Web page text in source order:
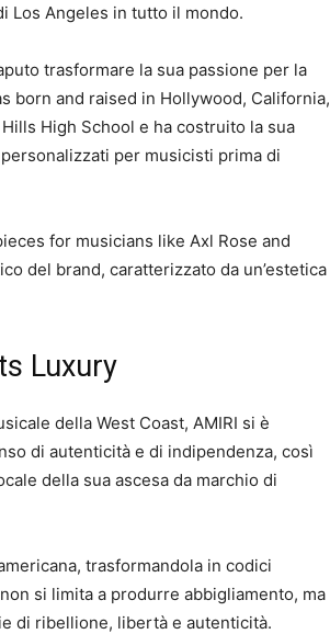
Los Angeles in tutto il mondo.
trasformare la sua passione per la
born and raised in Hollywood, California,
High School e ha costruito la sua
per musicisti prima di
for musicians like Axl Rose and
del brand, caratterizzato da un’estetica
Luxury
della West Coast, AMIRI si è
di autenticità e di indipendenza, così
della sua ascesa da marchio di
trasformandola in codici
si limita a produrre abbigliamento, ma
di ribellione, libertà e autenticità.